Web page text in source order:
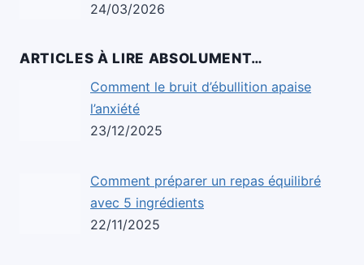
24/03/2026
ARTICLES À LIRE ABSOLUMENT…
Comment le bruit d’ébullition apaise
l’anxiété
23/12/2025
Comment préparer un repas équilibré
avec 5 ingrédients
22/11/2025